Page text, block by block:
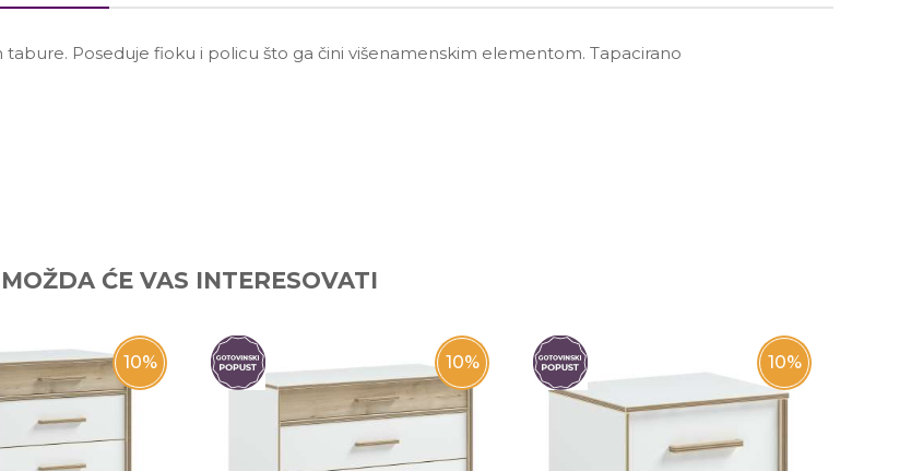
Poseduje fioku i policu što ga čini višenamenskim elementom. Tapacirano
MOŽDA ĆE VAS INTERESOVATI
10% 10% 10%